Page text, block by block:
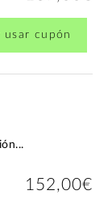
usar cupón
152,00€